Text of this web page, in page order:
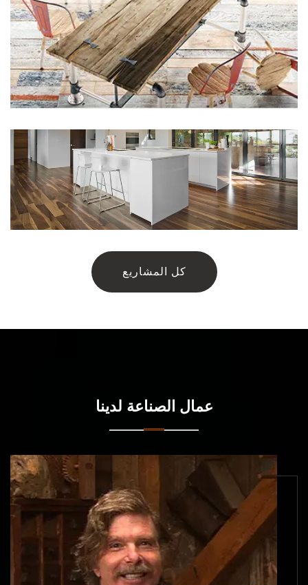
كل المشاريع
عمال الصناعة لدينا